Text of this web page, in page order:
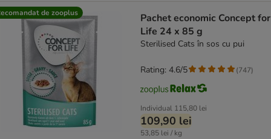
de zooplus
Pachet economic Concept for
Life 24 x 85 g
Sterilised Cats în sos cu pui
Individual 115,80 lei
109,90 lei
53,85 lei / kg
Rating: 4.6/5 (747)